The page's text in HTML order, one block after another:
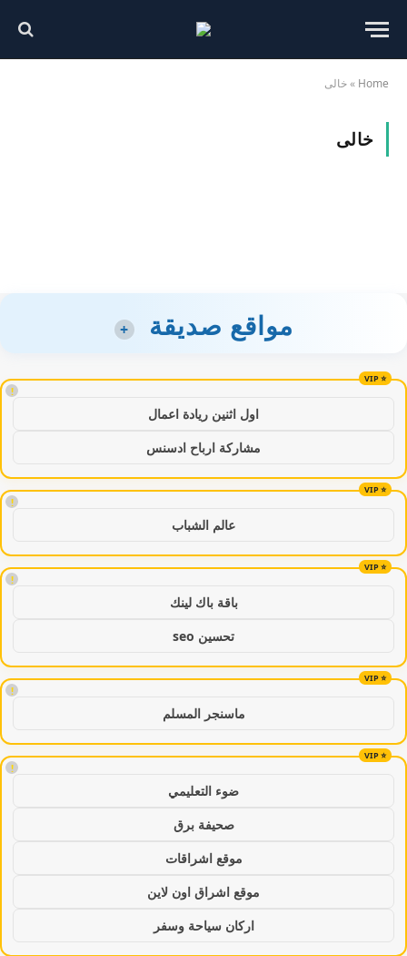
Home
»خالى
خالى
مواقع صديقة +
!
اول اثنين ريادة اعمال
مشاركة ارباح ادسنس
!
عالم الشباب
!
باقة باك لينك
تحسين seo
!
ماسنجر المسلم
!
ضوء التعليمي
صحيفة برق
موقع اشراقات
موقع اشراق اون لاين
اركان سياحة وسفر